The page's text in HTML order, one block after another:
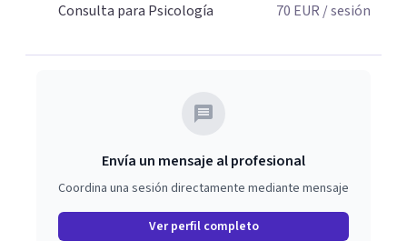
Consulta para Psicología
70 EUR / sesión
Envía un mensaje al profesional
Coordina una sesión directamente mediante mensaje
Ver perfil completo